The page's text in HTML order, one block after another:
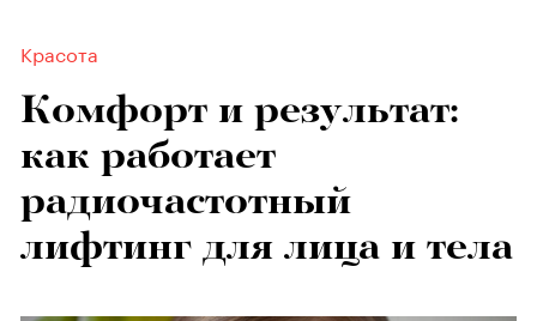
Красота
Комфорт и результат:
как работает
радиочастотный
лифтинг для лица и тела